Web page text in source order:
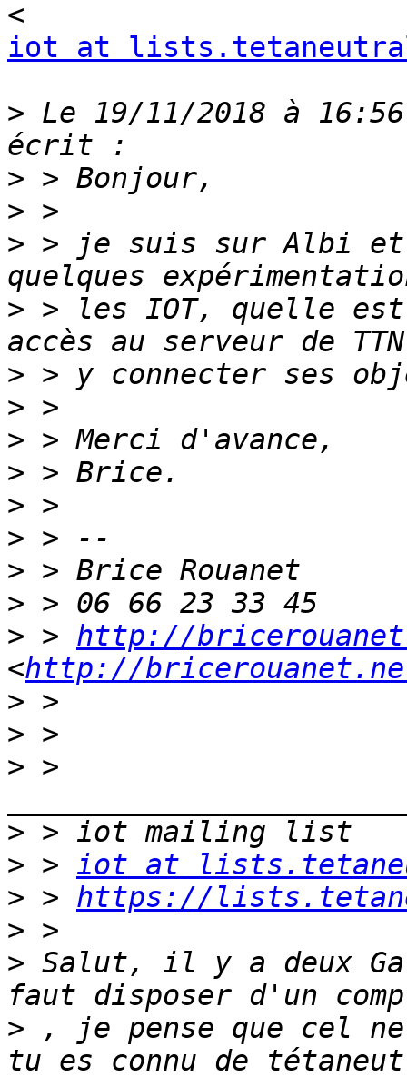
iot at
> Le 19/11/2018 à
>
>
> > je suis sur Albi
> > les IOT, quelle
>
>
>
>
>
>
>
>
> > http://
<http://
>
>
> >
>
> > iot at
> > https://
>
> Salut, il y a deux
> , je pense que cel ne